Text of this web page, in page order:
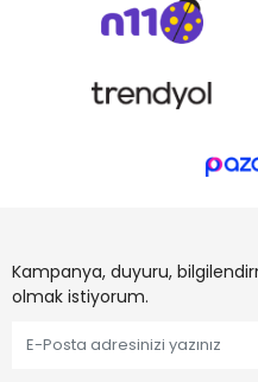
Kampanya, duyuru,
olmak istiyorum.